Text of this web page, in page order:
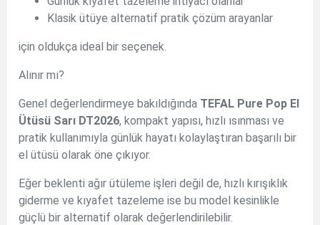
Klasik ütüye alternatif pratik çözüm arayanlar
için oldukça ideal bir seçenek.
Alınır mı?
Genel değerlendirmeye bakıldığında TEFAL Pure Pop El
Ütüsü Sarı DT2026, kompakt yapısı, hızlı ısınması ve
pratik kullanımıyla günlük hayatı kolaylaştıran başarılı bir
el ütüsü olarak öne çıkıyor.
Eğer beklenti ağır ütüleme işleri değil de, hızlı kırışıklık
giderme ve kıyafet tazeleme ise bu model kesinlikle
güçlü bir alternatif olarak değerlendirilebilir.